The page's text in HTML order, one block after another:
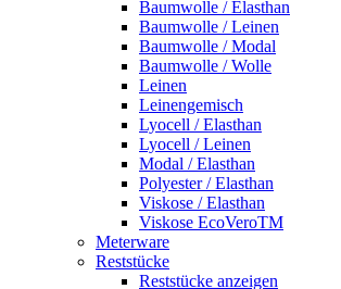
Baumwolle / Elasthan
Baumwolle / Leinen
Baumwolle / Modal
Baumwolle / Wolle
Leinen
Leinengemisch
Lyocell / Elasthan
Lyocell / Leinen
Modal / Elasthan
Polyester / Elasthan
Viskose / Elasthan
Viskose EcoVeroTM
Meterware
Reststücke
Reststücke anzeigen